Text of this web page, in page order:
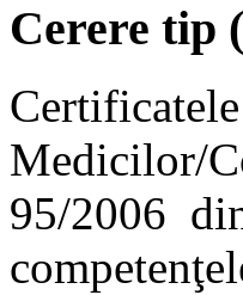
Cerere tip (
Medicilor/
95/2006